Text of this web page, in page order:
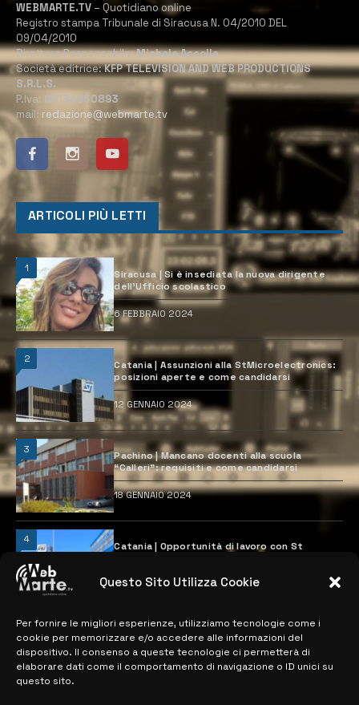
Questo Sito Utilizza Cookie
Per fornire le migliori esperienze, utilizziamo tecnologie come i
cookie per memorizzare e/o accedere alle informazioni del
dispositivo. Il consenso a queste tecnologie ci permetterà di
elaborare dati come il comportamento di navigazione o ID unici su
questo sito.
WEBMARTE.TV – Quotidiano online
Registro stampa Tribunale di Siracusa N. 04/2010 DEL
09/04/2010
Direttore Responsabile:Michele Accolla
Società editrice:KFP TELEVISION AND WEB PRODUCTIONS
S.R.L.S.
P.Iva: 02184950893
mail: redazione@webmarte.tv
ARTICOLI PIÙ LETTI
1
Siracusa | Si è insediata la nuova dirigente
dell’Ufficio scolastico
6 FEBBRAIO 2024
2
Catania | Assunzioni alla StMicroelectronics:
posizioni aperte e come candidarsi
12 GENNAIO 2024
3
Pachino | Mancano docenti alla scuola
“Calleri”: requisiti e come candidarsi
18 GENNAIO 2024
4
Catania | Opportunità di lavoro con St
28 MARZO 2024
MAPPA DEL SITO
> NOTIZIE